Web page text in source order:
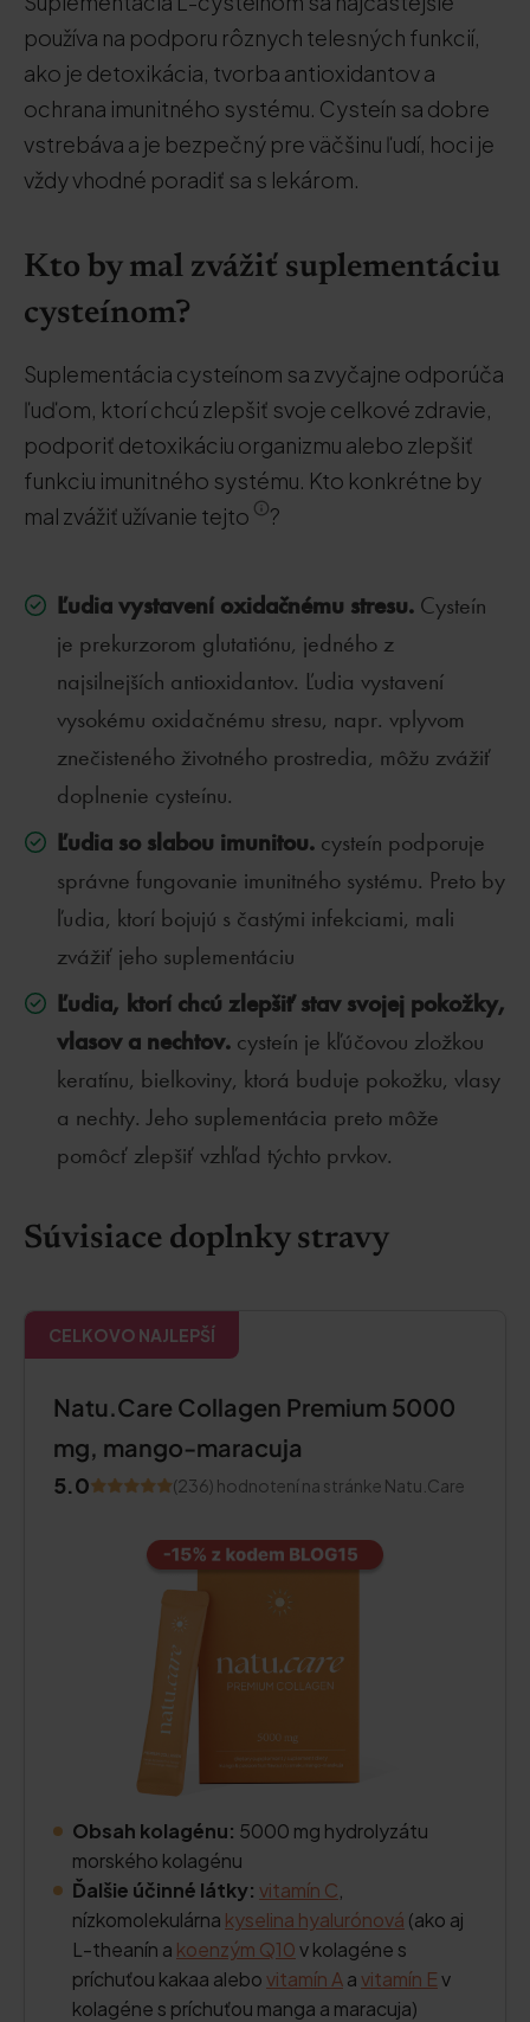
používa na podporu rôznych telesných funkcií,
ako je detoxikácia, tvorba antioxidantov a
ochrana imunitného systému. Cysteín sa dobre
vstrebáva a je bezpečný pre väčšinu ľudí, hoci je
vždy vhodné poradiť sa s lekárom.
Kto by mal zvážiť suplementáciu
cysteínom?
Suplementácia cysteínom sa zvyčajne odporúča
ľuďom, ktorí chcú zlepšiť svoje celkové zdravie,
podporiť detoxikáciu organizmu alebo zlepšiť
funkciu imunitného systému. Kto konkrétne by
mal zvážiť užívanie tejto
?
Ľudia vystavení oxidačnému stresu. Cysteín
je prekurzorom glutatiónu, jedného z
najsilnejších antioxidantov. Ľudia vystavení
vysokému oxidačnému stresu, napr. vplyvom
znečisteného životného prostredia, môžu zvážiť
doplnenie cysteínu.
Ľudia so slabou imunitou. cysteín podporuje
správne fungovanie imunitného systému. Preto by
ľudia, ktorí bojujú s častými infekciami, mali
zvážiť jeho suplementáciu
Ľudia, ktorí chcú zlepšiť stav svojej pokožky,
vlasov a nechtov. cysteín je kľúčovou zložkou
keratínu, bielkoviny, ktorá buduje pokožku, vlasy
a nechty. Jeho suplementácia preto môže
pomôcť zlepšiť vzhľad týchto prvkov.
Súvisiace doplnky stravy
CELKOVO NAJLEPŠÍ
Natu.Care Collagen Premium 5000
mg, mango-maracuja
5.0 (236) hodnotení na stránke Natu.Care
Obsah kolagénu: 5000 mg hydrolyzátu
morského kolagénu
Ďalšie účinné látky: vitamín C
nízkomolekulárna kyselina hyalurónová (ako aj
L-theanín a koenzým Q10v kolagéne s
príchuťou kakaa alebovitamín Aavitamín Ev
kolagéne s príchuťou manga a maracuja)